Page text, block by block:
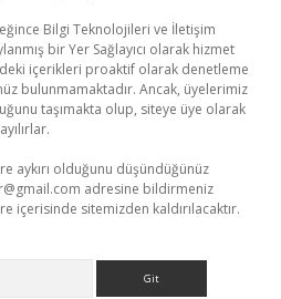
Bilgi Teknolojileri ve İletişim
bir Yer Sağlayıcı olarak hizmet
içerikleri proaktif olarak denetleme
bulunmamaktadır. Ancak, üyelerimiz
taşımakta olup, siteye üye olarak
aykırı olduğunu düşündüğünüz
adresine bildirmeniz
içerisinde sitemizden kaldırılacaktır.